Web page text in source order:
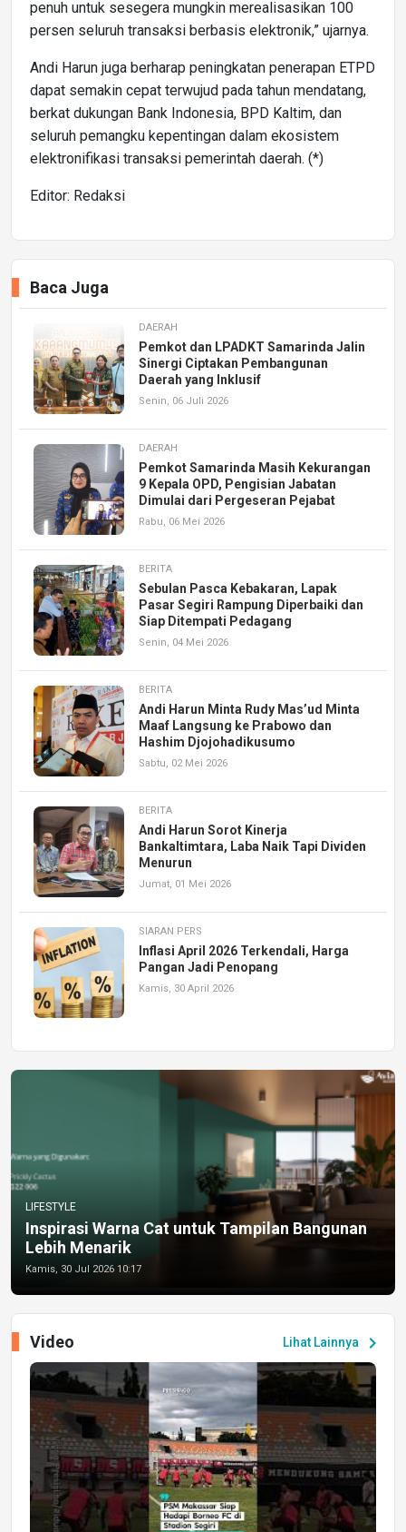
penuh untuk sesegera mungkin merealisasikan 100
persen seluruh transaksi berbasis elektronik,” ujarnya.
Andi Harun juga berharap peningkatan penerapan ETPD
dapat semakin cepat terwujud pada tahun mendatang,
berkat dukungan Bank Indonesia, BPD Kaltim, dan
seluruh pemangku kepentingan dalam ekosistem
elektronifikasi transaksi pemerintah daerah. (*)
Editor: Redaksi
Baca Juga
DAERAH
Pemkot dan LPADKT Samarinda Jalin
Sinergi Ciptakan Pembangunan
Daerah yang Inklusif
Senin, 06 Juli 2026
DAERAH
Pemkot Samarinda Masih Kekurangan
9 Kepala OPD, Pengisian Jabatan
Dimulai dari Pergeseran Pejabat
Rabu, 06 Mei 2026
BERITA
Sebulan Pasca Kebakaran, Lapak
Pasar Segiri Rampung Diperbaiki dan
Siap Ditempati Pedagang
Senin, 04 Mei 2026
BERITA
Andi Harun Minta Rudy Mas’ud Minta
Maaf Langsung ke Prabowo dan
Hashim Djojohadikusumo
Sabtu, 02 Mei 2026
BERITA
Andi Harun Sorot Kinerja
Bankaltimtara, Laba Naik Tapi Dividen
Menurun
Jumat, 01 Mei 2026
SIARAN PERS
Inflasi April 2026 Terkendali, Harga
Pangan Jadi Penopang
Kamis, 30 April 2026
LIFESTYLE
Inspirasi Warna Cat untuk Tampilan Bangunan
Lebih Menarik
Kamis, 30 Jul 2026 10:17
Lihat Lainnya chevron_right
Video